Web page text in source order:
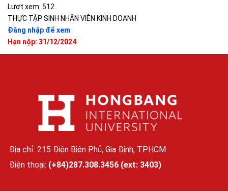
Lượt xem: 512
THỰC TẬP SINH NHÂN VIÊN KINH DOANH
Đăng nhập để xem
Hạn nộp: 31/12/2024
Địa chỉ: 215 Điện Biên Phủ, Gia Định, TPHCM
Điện thoại: (+84)287.308.3456 (ext: 3403)